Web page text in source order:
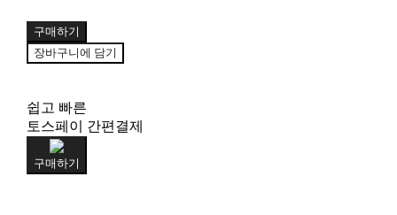
구매하기
장바구니에 담기
쉽고 빠른
토스페이 간편결제
구매하기